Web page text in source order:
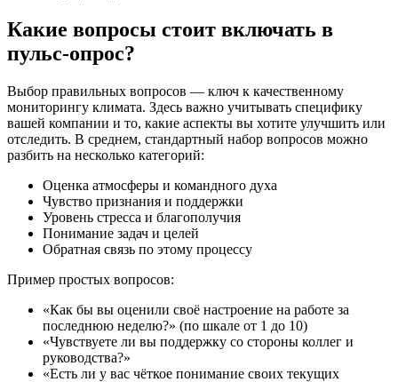
Какие вопросы стоит включать в
пульс-опрос?
Выбор правильных вопросов — ключ к качественному
мониторингу климата. Здесь важно учитывать специфику
вашей компании и то, какие аспекты вы хотите улучшить или
отследить. В среднем, стандартный набор вопросов можно
разбить на несколько категорий:
Оценка атмосферы и командного духа
Чувство признания и поддержки
Уровень стресса и благополучия
Понимание задач и целей
Обратная связь по этому процессу
Пример простых вопросов:
«Как бы вы оценили своё настроение на работе за
последнюю неделю?» (по шкале от 1 до 10)
«Чувствуете ли вы поддержку со стороны коллег и
руководства?»
«Есть ли у вас чёткое понимание своих текущих